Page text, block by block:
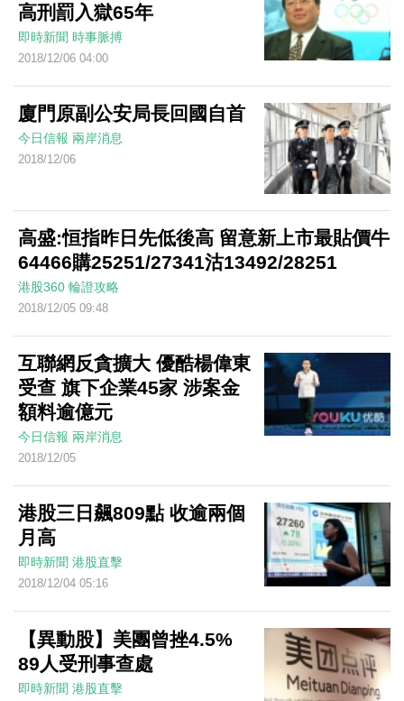
高刑罰入獄65年
即時新聞 時事脈搏
2018/12/06 04:00
廈門原副公安局長回國自首
今日信報 兩岸消息
2018/12/06
高盛:恒指昨日先低後高 留意新上市最貼價牛
64466購25251/27341沽13492/28251
港股360 輪證攻略
2018/12/05 09:48
互聯網反貪擴大 優酷楊偉東
受查 旗下企業45家 涉案金
額料逾億元
今日信報 兩岸消息
2018/12/05
港股三日飆809點 收逾兩個
月高
即時新聞 港股直擊
2018/12/04 05:16
【異動股】美團曾挫4.5%
89人受刑事查處
即時新聞 港股直擊